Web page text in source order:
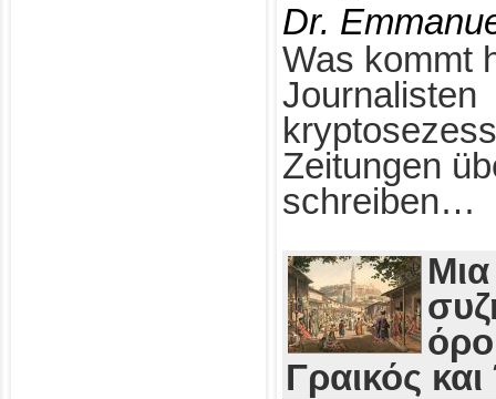
Dr.
Was kommt
Journalisten
Zeitungen
schreiben…
Μια
Γραικός